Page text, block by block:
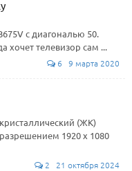
с диагональю 50.
хочет телевизор сам ...
6 9 марта 2020
(ЖК)
1920 x 1080
2 21 октября 2024